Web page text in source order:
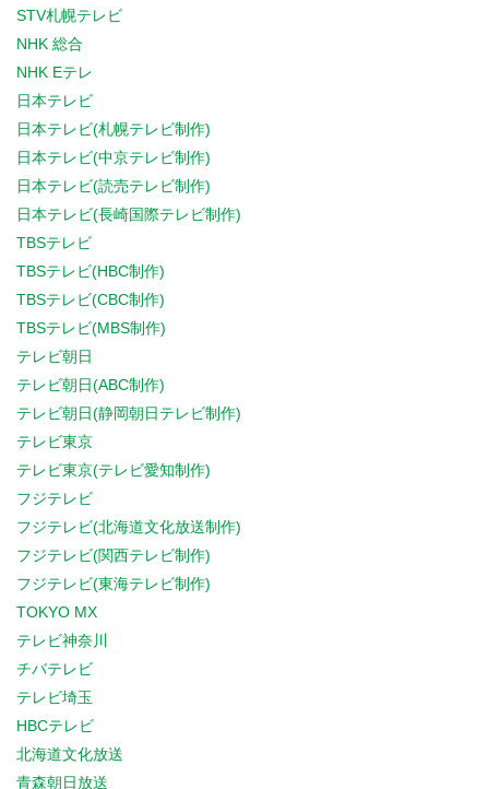
STV札幌テレビ
NHK 総合
NHK Eテレ
日本テレビ
日本テレビ(札幌テレビ制作)
日本テレビ(中京テレビ制作)
日本テレビ(読売テレビ制作)
日本テレビ(長崎国際テレビ制作)
TBSテレビ
TBSテレビ(HBC制作)
TBSテレビ(CBC制作)
TBSテレビ(MBS制作)
テレビ朝日
テレビ朝日(ABC制作)
テレビ朝日(静岡朝日テレビ制作)
テレビ東京
テレビ東京(テレビ愛知制作)
フジテレビ
フジテレビ(北海道文化放送制作)
フジテレビ(関西テレビ制作)
フジテレビ(東海テレビ制作)
TOKYO MX
テレビ神奈川
チバテレビ
テレビ埼玉
HBCテレビ
北海道文化放送
青森朝日放送